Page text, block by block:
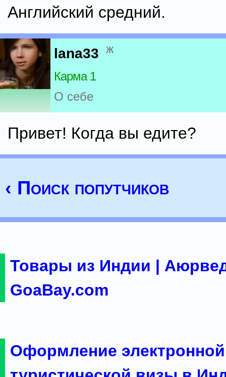
Английский средний.
lana33 ж
Карма 1
О себе
Привет! Когда вы едите?
‹ Поиск попутчиков
Товары из Индии |
GoaBay.com
Оформление электронной